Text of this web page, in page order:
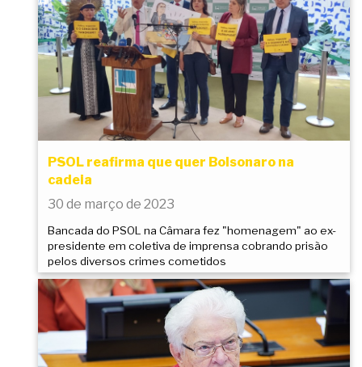
PSOL reafirma que quer Bolsonaro na
cadeia
30 de março de 2023
Bancada do PSOL na Câmara fez "homenagem" ao ex-
presidente em coletiva de imprensa cobrando prisão
pelos diversos crimes cometidos